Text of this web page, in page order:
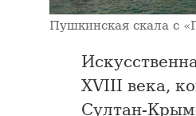
Пушкинская скала с
XVIII века,
Султан-